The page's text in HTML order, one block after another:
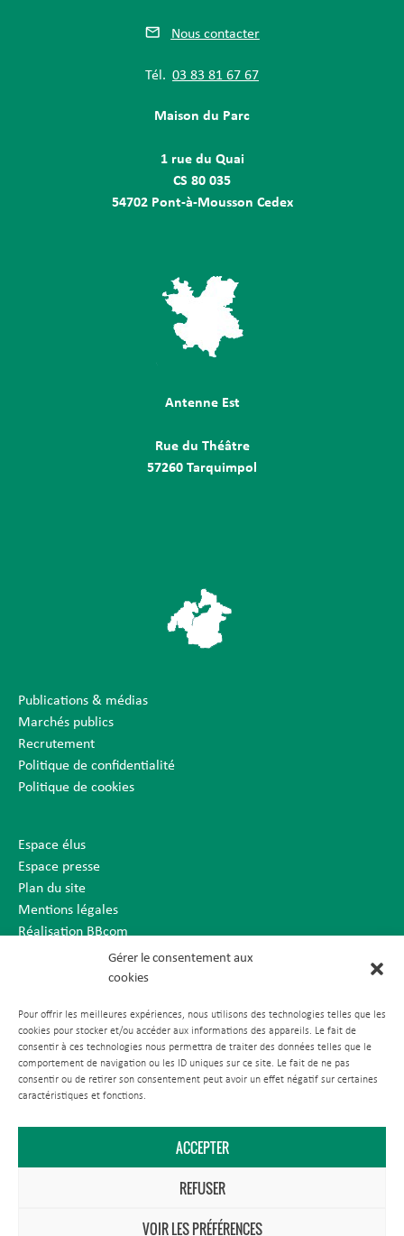
Gérer le consentement aux
cookies
Pour offrir les meilleures expériences, nous utilisons des technologies telles que les
cookies pour stocker et/ou accéder aux informations des appareils. Le fait de
consentir à ces technologies nous permettra de traiter des données telles que le
comportement de navigation ou les ID uniques sur ce site. Le fait de ne pas
consentir ou de retirer son consentement peut avoir un effet négatif sur certaines
caractéristiques et fonctions.
ACCEPTER
REFUSER
VOIR LES PRÉFÉRENCES
Nous contacter
Tél. 03 83 81 67 67
Maison du Parc
1 rue du Quai
CS 80 035
54702 Pont-à-Mousson Cedex
Antenne Est
Rue du Théâtre
57260 Tarquimpol
Publications & médias
Marchés publics
Recrutement
Politique de confidentialité
Politique de cookies
Espace élus
Espace presse
Plan du site
Mentions légales
Réalisation BBcom